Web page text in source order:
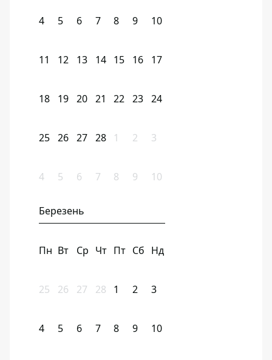
4 5 6 7 8 9 10
11 12 13 14 15 16 17
18 19 20 21 22 23 24
25 26 27 28 1 2 3
4 5 6 7 8 9 10
Березень
Пн Вт Ср Чт Пт Сб Нд
25 26 27 28 1 2 3
4 5 6 7 8 9 10